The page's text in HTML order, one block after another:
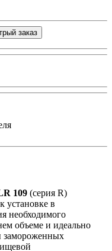
заказ
109 (серия R)
установке в
необходимого
объеме и идеально
замороженных